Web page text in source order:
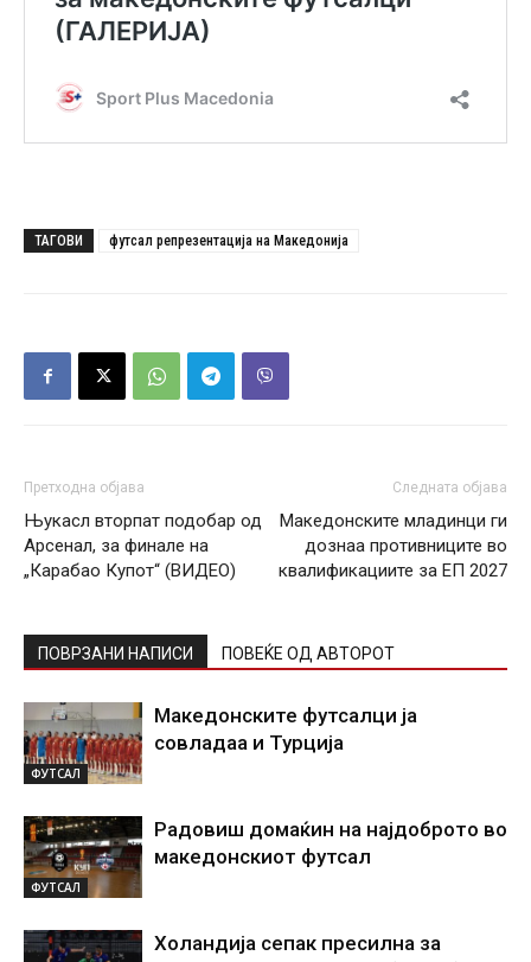
ТАГОВИ футсал репрезентација на Македонија
Претходна објава
Њукасл вторпат подобар од
Арсенал, за финале на
„Карабао Купот“ (ВИДЕО)
Следната објава
Македонските младинци ги
дознаа противниците во
квалификациите за ЕП 2027
ПОВРЗАНИ НАПИСИ ПОВЕЌЕ ОД АВТОРОТ
ФУТСАЛ
Македонските футсалци ја
совладаа и Турција
ФУТСАЛ
Радовиш домаќин на најдоброто во
македонскиот футсал
Холандија сепак пресилна за